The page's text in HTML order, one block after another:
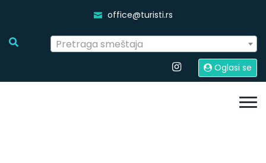
office@turisti.rs
Pretraga smeštaja
Oglasi se